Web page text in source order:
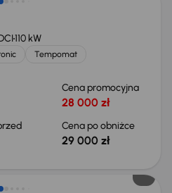
110 kW
Tempomat
Cena promocyjna
28 000 zł
Cena po obniżce
29 000 zł